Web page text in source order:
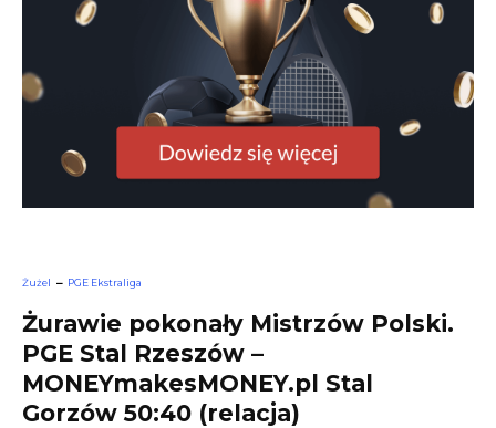
Żużel PGE Ekstraliga
Żurawie pokonały Mistrzów Polski.
PGE Stal Rzeszów –
MONEYmakesMONEY.pl Stal
Gorzów 50:40 (relacja)